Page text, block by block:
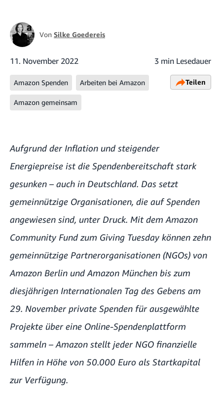
Von Silke Goedereis
11. November 2022 3 min Lesedauer
Amazon Spenden Arbeiten bei Amazon
Amazon gemeinsam
Teilen
Aufgrund der Inflation und steigender
Energiepreise ist die Spendenbereitschaft stark
gesunken – auch in Deutschland. Das setzt
gemeinnützige Organisationen, die auf Spenden
angewiesen sind, unter Druck. Mit dem Amazon
Community Fund zum Giving Tuesday können zehn
gemeinnützige Partnerorganisationen (NGOs) von
Amazon Berlin und Amazon München bis zum
diesjährigen Internationalen Tag des Gebens am
29. November private Spenden für ausgewählte
Projekte über eine Online-Spendenplattform
sammeln – Amazon stellt jeder NGO finanzielle
Hilfen in Höhe von 50.000 Euro als Startkapital
zur Verfügung.